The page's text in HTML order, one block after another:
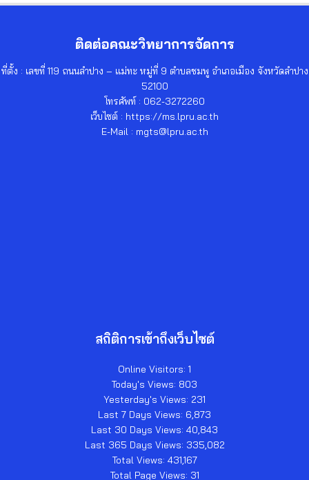
ติดต่อคณะวิทยาการจัดการ
ที่ตั้ง : เลขที่ 119 ถนนลำปาง – แม่ทะ หมู่ที่ 9 ตำบลชมพู อำเภอเมือง จังหวัดลำปาง
52100
โทรศัพท์ : 062-3272260
เว็บไซต์ : https://ms.lpru.ac.th
E-Mail : mgts@lpru.ac.th
สถิติการเข้าถึงเว็บไซต์
Online Visitors: 1
Today's Views: 803
Yesterday's Views: 231
Last 7 Days Views: 6,873
Last 30 Days Views: 40,843
Last 365 Days Views: 335,082
Total Views: 431,167
Total Page Views: 31